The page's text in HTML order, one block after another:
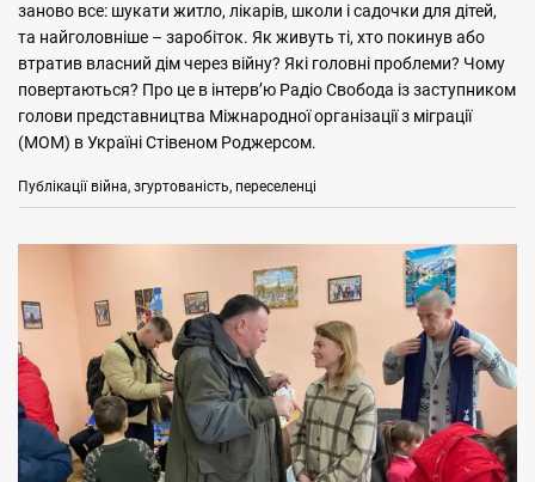
заново все: шукати житло, лікарів, школи і садочки для дітей,
та найголовніше – заробіток. Як живуть ті, хто покинув або
втратив власний дім через війну? Які головні проблеми? Чому
повертаються? Про це в інтерв’ю Радіо Свобода із заступником
голови представництва Міжнародної організації з міграції
(МОМ) в Україні Стівеном Роджерсом.
Categories
Публікації Tags
війна, згуртованість, переселенці